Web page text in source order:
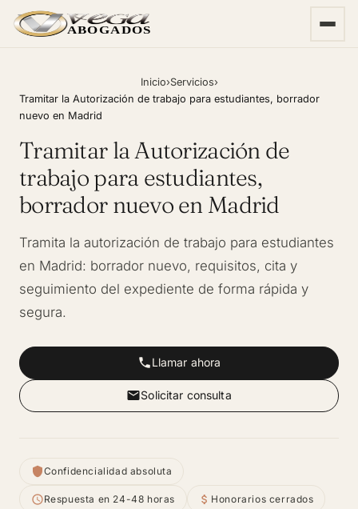
ABOGADOS
Inicio›Servicios›
Tramitar la Autorización de trabajo para estudiantes, borrador
nuevo en Madrid
Tramitar la Autorización de
trabajo para estudiantes,
borrador nuevo en Madrid
Tramita la autorización de trabajo para estudiantes
en Madrid: borrador nuevo, requisitos, cita y
seguimiento del expediente de forma rápida y
segura.
Llamar ahora
Solicitar consulta
Confidencialidad absoluta
Respuesta en 24-48 horas Honorarios cerrados